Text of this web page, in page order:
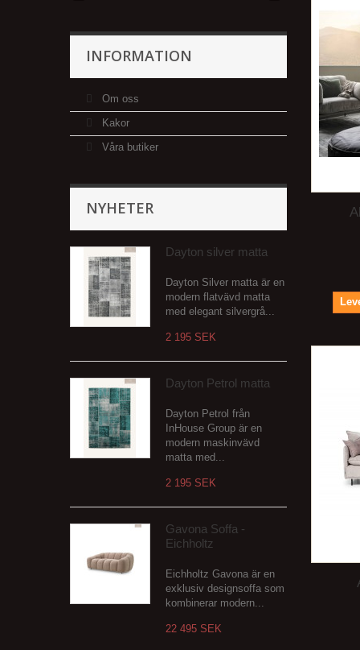
INFORMATION
Om oss
Kakor
Våra butiker
NYHETER
Dayton silver matta
Dayton Silver matta är en
modern flatvävd matta
med elegant silvergrå...
2 195 SEK
Dayton Petrol matta
Dayton Petrol från
InHouse Group är en
modern maskinvävd
matta med...
2 195 SEK
Gavona Soffa -
Eichholtz
Eichholtz Gavona är en
exklusiv designsoffa som
kombinerar modern...
22 495 SEK